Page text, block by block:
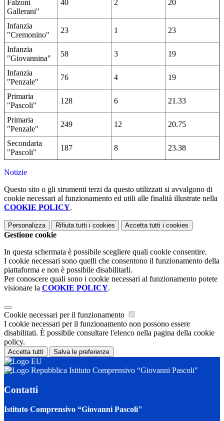
Falzoni
Gallerani"
40 2 20
Infanzia
"Cremonino"
23 1 23
Infanzia
"Giovannina"
58 3 19
Infanzia
"Penzale"
76 4 19
Primaria
"Pascoli"
128 6 21.33
Primaria
"Penzale"
249 12 20.75
Secondaria
"Pascoli"
187 8 23.38
Notizie
Questo sito o gli strumenti terzi da questo utilizzati si avvalgono di
cookie necessari al funzionamento ed utili alle finalità illustrate nella
COOKIE POLICY.
Personalizza Rifiuta tutti i cookies Accetta tutti i cookies
Gestione cookie
In questa schermata è possibile scegliere quali cookie consentire.
I cookie necessari sono quelli che consentono il funzionamento della
piattaforma e non è possibile disabilitarli.
Per conoscere quali sono i cookie necessari al funzionamento potete
visionare la COOKIE POLICY.
Cookie necessari per il funzionamento
I cookie necessari per il funzionamento non possono essere
disabilitati. È possibile consultare l'elenco nella pagina della cookie
policy.
Accetta tutti Salva le preferenze
Istituto Comprensivo “Giovanni Pascoli"
Contatti
Istituto Comprensivo “Giovanni Pascoli"